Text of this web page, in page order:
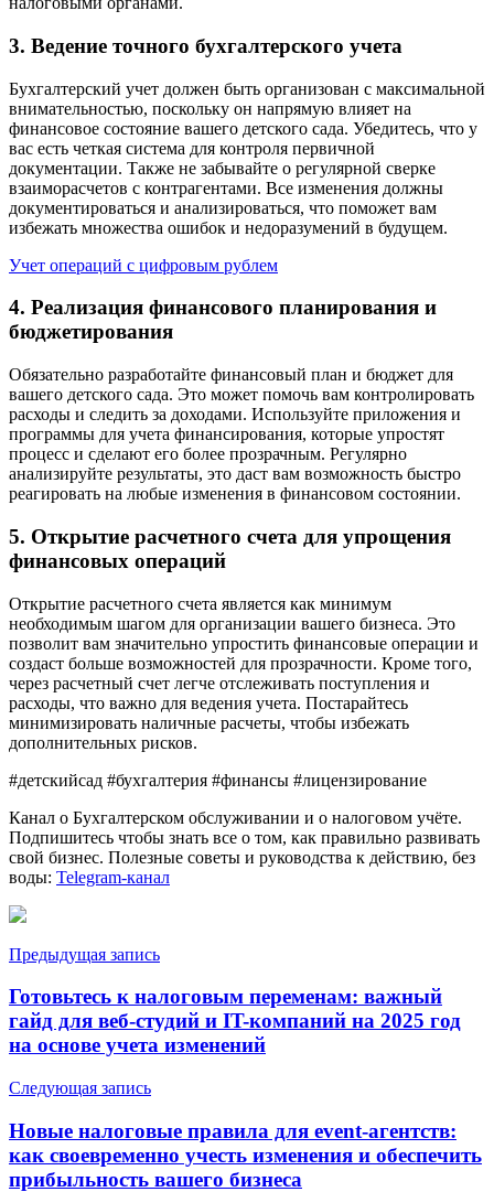
3. Ведение точного бухгалтерского учета
Бухгалтерский учет должен быть организован с максимальной
внимательностью, поскольку он напрямую влияет на
финансовое состояние вашего детского сада. Убедитесь, что у
вас есть четкая система для контроля первичной
документации. Также не забывайте о регулярной сверке
взаиморасчетов с контрагентами. Все изменения должны
документироваться и анализироваться, что поможет вам
избежать множества ошибок и недоразумений в будущем.
Учет операций с цифровым рублем
4. Реализация финансового планирования и
бюджетирования
Обязательно разработайте финансовый план и бюджет для
вашего детского сада. Это может помочь вам контролировать
расходы и следить за доходами. Используйте приложения и
программы для учета финансирования, которые упростят
процесс и сделают его более прозрачным. Регулярно
анализируйте результаты, это даст вам возможность быстро
реагировать на любые изменения в финансовом состоянии.
5. Открытие расчетного счета для упрощения
финансовых операций
Открытие расчетного счета является как минимум
необходимым шагом для организации вашего бизнеса. Это
позволит вам значительно упростить финансовые операции и
создаст больше возможностей для прозрачности. Кроме того,
через расчетный счет легче отслеживать поступления и
расходы, что важно для ведения учета. Постарайтесь
минимизировать наличные расчеты, чтобы избежать
дополнительных рисков.
#детскийсад #бухгалтерия #финансы #лицензирование
Канал о Бухгалтерском обслуживании и о налоговом учёте.
Подпишитесь чтобы знать все о том, как правильно развивать
свой бизнес. Полезные советы и руководства к действию, без
воды: Telegram-канал
Навигация
по
записям
Предыдущая запись
Готовьтесь к налоговым переменам: важный
гайд для веб-студий и IT-компаний на 2025 год
на основе учета изменений
Следующая запись
Новые налоговые правила для event-агентств:
как своевременно учесть изменения и обеспечить
прибыльность вашего бизнеса